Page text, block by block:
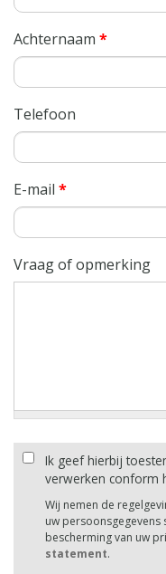
Achternaam *
Telefoon
E-mail *
Vraag of opmerking
Ik geef hierbij
verwerken conform
Wij nemen de
uw persoonsgegevens
bescherming van uw
statement.